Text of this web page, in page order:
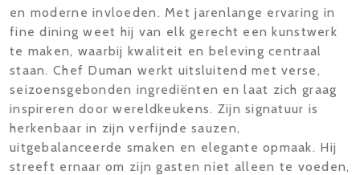
en moderne invloeden. Met jarenlange ervaring in
fine dining weet hij van elk gerecht een kunstwerk
te maken, waarbij kwaliteit en beleving centraal
staan. Chef Duman werkt uitsluitend met verse,
seizoensgebonden ingrediënten en laat zich graag
inspireren door wereldkeukens. Zijn signatuur is
herkenbaar in zijn verfijnde sauzen,
uitgebalanceerde smaken en elegante opmaak. Hij
streeft ernaar om zijn gasten niet alleen te voeden,